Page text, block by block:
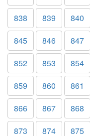
838
839 840
845
846 847
852
853 854
859
860 861
866
867 868
873
874 875